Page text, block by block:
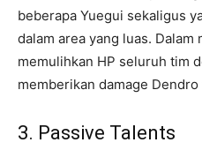
beberapa Yuegui sekaligus
dalam area yang luas. Dalam
memulihkan HP seluruh tim
memberikan damage
3. Passive Talents